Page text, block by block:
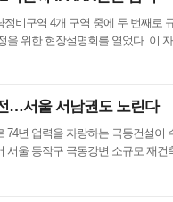
비구역 4개 구역 중에 두 번째로
을 위한 현장설명회를 열었다. 이
…서울 서남권도 노린다
74년 업력을 자랑하는 극동건설이
서울 동작구 극동강변 소규모 재건